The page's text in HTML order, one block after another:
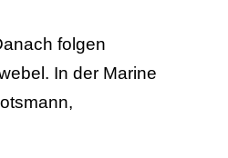
folgen
In der Marine